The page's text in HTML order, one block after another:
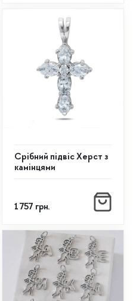
Срібний підвіс Херст з
камінцями
1 757 грн.